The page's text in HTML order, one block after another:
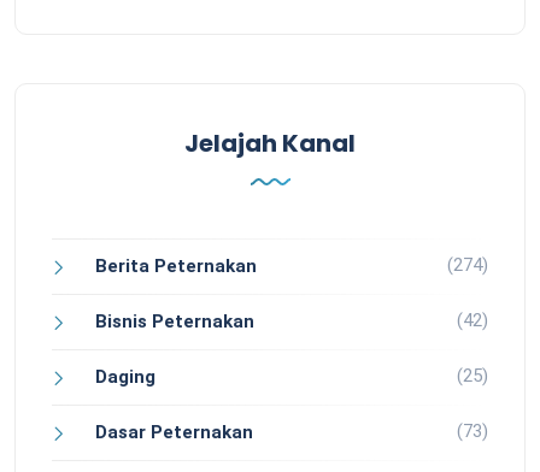
Jelajah Kanal
Berita Peternakan (274)
Bisnis Peternakan (42)
Daging (25)
Dasar Peternakan (73)